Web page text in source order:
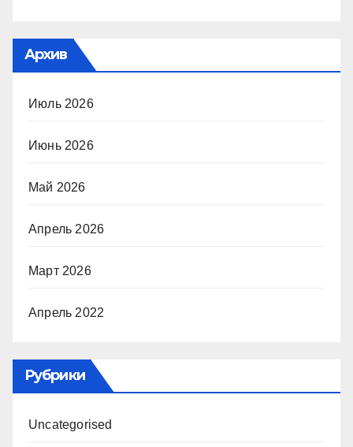
Архив
Июль 2026
Июнь 2026
Май 2026
Апрель 2026
Март 2026
Апрель 2022
Рубрики
Uncategorised